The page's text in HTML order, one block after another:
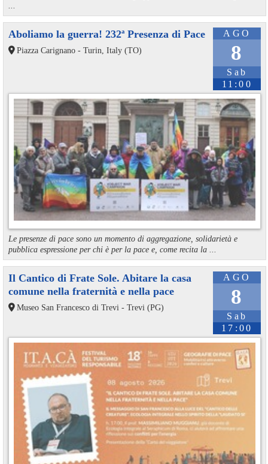
AGO
8
Sab
11:00
Aboliamo la guerra! 232ª Presenza di Pace
Piazza Carignano - Turin, Italy (TO)
Le presenze di pace sono un momento di aggregazione, solidarietà e
pubblica espressione per chi è per la pace e, come recita la ...
AGO
8
Sab
17:00
Il Cantico di Frate Sole. Abitare la casa
comune nella fraternità e nella pace
Museo San Francesco di Trevi - Trevi (PG)